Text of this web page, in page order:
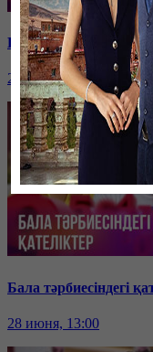
Қарыздан қалай
29 июня, 13:00
Бала тәрбиесіндегі
28 июня, 13:00